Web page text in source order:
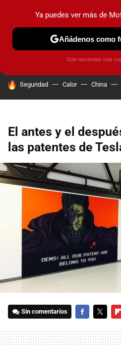
PRUEBAS COCHES
HOY SE HABLA DE
Seguridad Calor China
El antes y el
las patentes de
Sin comentarios
Ya puedes ver más de
Añádenos como
Solo necesitas una